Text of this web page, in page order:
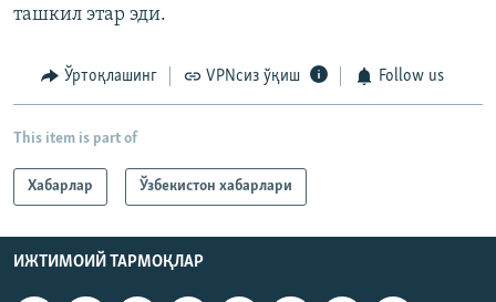
ташкил этар эди.
Ўртоқлашинг VPNсиз ўқиш Follow us
This item is part of
Хабарлар Ўзбекистон хабарлари
ИЖТИМОИЙ ТАРМОҚЛАР